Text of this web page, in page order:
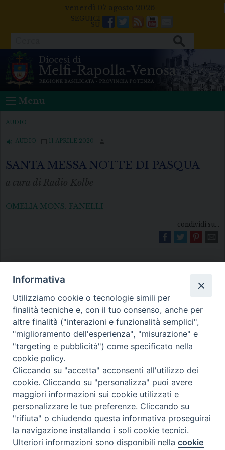
venerdì 07 agosto 2026
Facebook
Twitter
FeedsYoutube
Mail
Menu
AUDIO
AUDIO 11 APRILE 2020
SANTA MESSA NOTTE DI PASQUA
a cura di Radio Kolbe
OMELIA MONS. FANELLI
condividi su...
Diocesi di Melfi Rapolla Venosa
• Largo Duomo, 12 - 85025 MELFI (PZ) •
PEC ufficiale della Diocesi:
diocesi.melfi_rapolla_venosa@legalmail.it
Preferenze Cookie
Informativa
Utilizziamo cookie o tecnologie simili per
finalità tecniche e, con il tuo consenso, anche per
altre finalità ("interazioni e funzionalità semplici",
"miglioramento dell'esperienza", "misurazione" e
"targeting e pubblicità") come specificato nella
cookie policy.
Cliccando su "accetta" acconsenti all'utilizzo dei
cookie. Cliccando su "personalizza" puoi avere
maggiori informazioni sui cookie utilizzati e
personalizzare le tue preferenze. Cliccando su
"rifiuta" o chiudendo questa informativa proseguirai
la navigazione installando i soli cookie tecnici.
Ulteriori informazioni sono disponibili nellacookie